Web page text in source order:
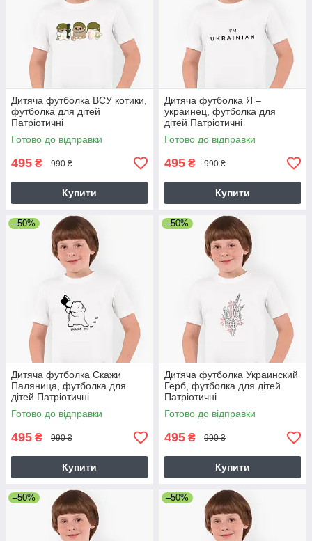
Дитяча футболка ВСУ котики,
футболка для дітей
Патріотичні
Готово до відправки
495 ₴ 990 ₴
Купити
Дитяча футболка Я –
украинец, футболка для
дітей Патріотичні
Готово до відправки
495 ₴ 990 ₴
Купити
–50%
Дитяча футболка Скажи
Паляница, футболка для
дітей Патріотичні
Готово до відправки
495 ₴ 990 ₴
Купити
–50%
Дитяча футболка Украинский
Герб, футболка для дітей
Патріотичні
Готово до відправки
495 ₴ 990 ₴
Купити
–50% –50%